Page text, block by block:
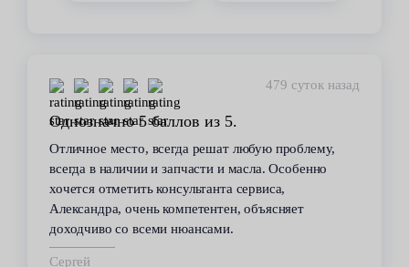
450 суток
Стабильное качество
В течение 6 лет пользуюсь услугами данного
сервиса. Высокий профессионализм персонала
всегда помогал решить возникающие с
автомобилем проблемы. Все работы по
техобслуживанию проводились качественно и в
срок.